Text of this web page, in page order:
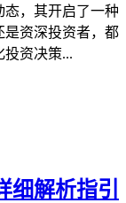
态，其开启了一种
是资深投资者，都
资决策...
细解析指引